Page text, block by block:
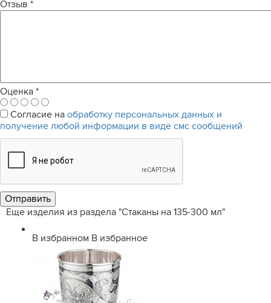
Отзыв *
Оценка *
Согласие на обработку персональных данных и
получение любой информации в виде смс сообщений
Еще изделия из раздела "Стаканы на 135-300 мл"
В избранном В избранное